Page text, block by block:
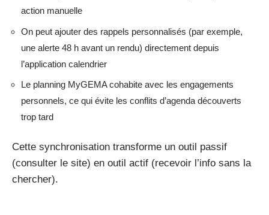
action manuelle
On peut ajouter des rappels personnalisés (par exemple,
une alerte 48 h avant un rendu) directement depuis
l’application calendrier
Le planning MyGEMA cohabite avec les engagements
personnels, ce qui évite les conflits d’agenda découverts
trop tard
Cette synchronisation transforme un outil passif
(consulter le site) en outil actif (recevoir l’info sans la
chercher).